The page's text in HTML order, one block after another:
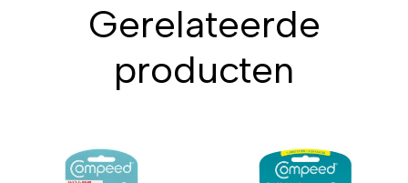
Gerelateerde
producten